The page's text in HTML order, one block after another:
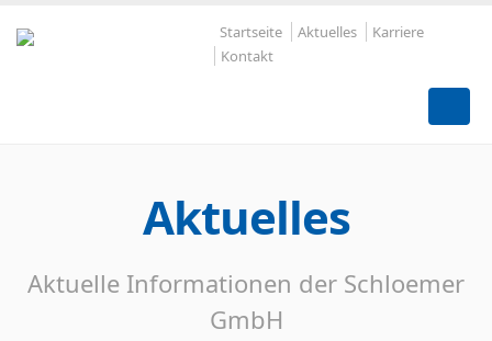
Startseite Aktuelles
Karriere
Kontakt
Aktuelles
Aktuelle Informationen der Schloemer
GmbH